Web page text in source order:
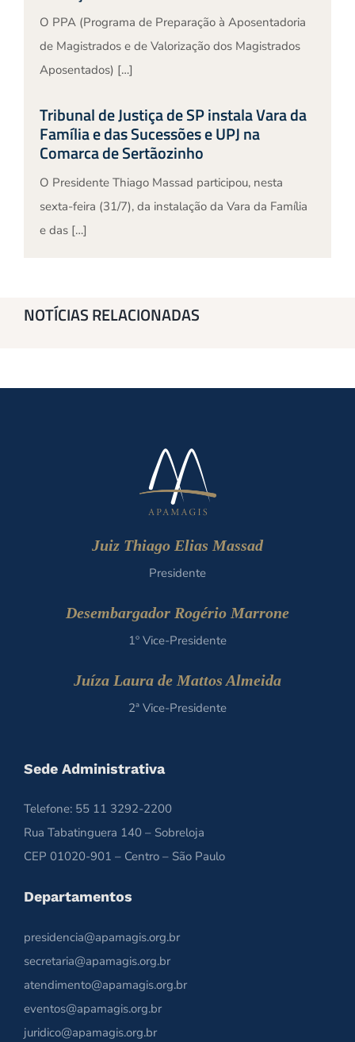
O PPA (Programa de Preparação à Aposentadoria
de Magistrados e de Valorização dos Magistrados
Aposentados) […]
Tribunal de Justiça de SP instala Vara da
Família e das Sucessões e UPJ na
Comarca de Sertãozinho
O Presidente Thiago Massad participou, nesta
sexta-feira (31/7), da instalação da Vara da Família
e das […]
NOTÍCIAS RELACIONADAS
Juiz Thiago Elias Massad
Presidente
Desembargador Rogério Marrone
1º Vice-Presidente
Juíza Laura de Mattos Almeida
2ª Vice-Presidente
Sede Administrativa
Telefone: 55 11 3292-2200
Rua Tabatinguera 140 – Sobreloja
CEP 01020-901 – Centro – São Paulo
Departamentos
presidencia@apamagis.org.br
secretaria@apamagis.org.br
atendimento@apamagis.org.br
eventos@apamagis.org.br
juridico@apamagis.org.br